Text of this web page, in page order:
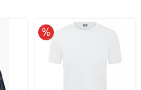
10% reduziert